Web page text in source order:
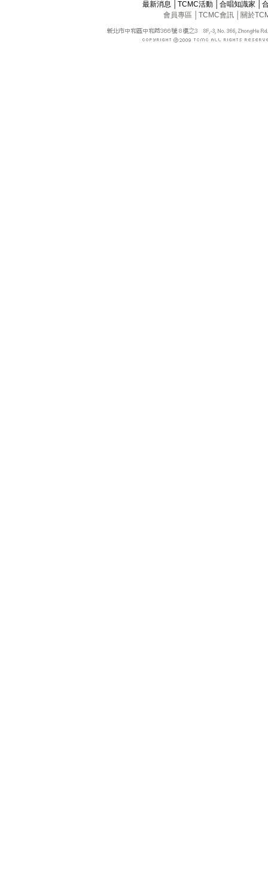
最新消息 │TCMC活動 │合唱知識家 │
會員專區
TCMC會訊 關於